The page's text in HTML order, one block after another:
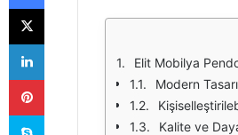
Elit Mobilya
Modern
Kalite ve
X
LinkedIn
Pinterest
Skype